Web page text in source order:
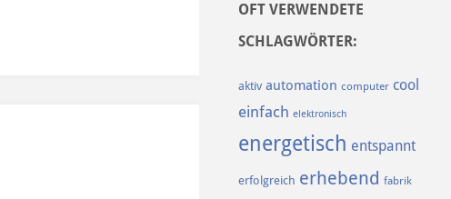
OFT VERWENDETE
SCHLAGWÖRTER:
aktiv automation computer cool
einfach elektronisch
energetisch entspannt
erfolgreich erhebend fabrik